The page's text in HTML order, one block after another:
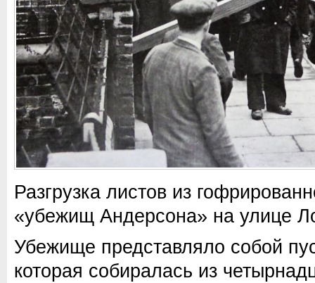
Разгрузка листов из
«убежищ Андерсона» на улице
Убежище представляло собой
которая собиралась из